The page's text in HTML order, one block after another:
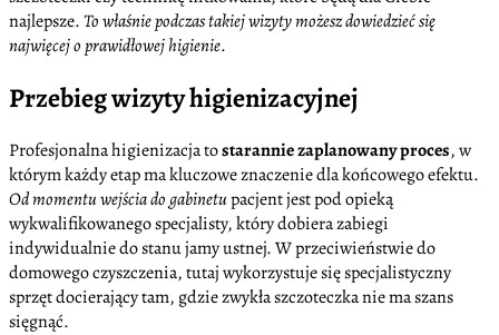
najlepsze.To właśnie podczas takiej wizyty możesz dowiedzieć się
najwięcej o prawidłowej higienie.
Przebieg wizyty higienizacyjnej
Profesjonalna higienizacja tostarannie zaplanowany proces, w
którym każdy etap ma kluczowe znaczenie dla końcowego efektu.
Od momentu wejścia do gabinetupacjent jest pod opieką
wykwalifikowanego specjalisty, który dobiera zabiegi
indywidualnie do stanu jamy ustnej. W przeciwieństwie do
domowego czyszczenia, tutaj wykorzystuje się specjalistyczny
sprzęt docierający tam, gdzie zwykła szczoteczka nie ma szans
sięgnąć.